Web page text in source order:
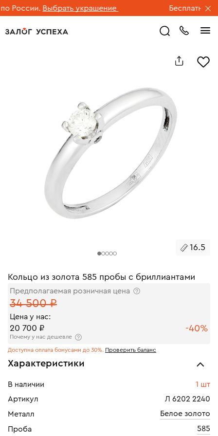
России. Выбрать украшение Бесплатная
16.5
Кольцо из золота 585 пробы с бриллиантами
Предполагаемая розничная цена
34 500 ₽
Цена у нас:
20 700 ₽ -40%
Почему у нас дешевле
Доступна оплата бонусами до 30%. Проверить баланс
Характеристики
В наличии
1 шт
Артикул
Л 6202 2240
Металл
Белое золото
Проба
585